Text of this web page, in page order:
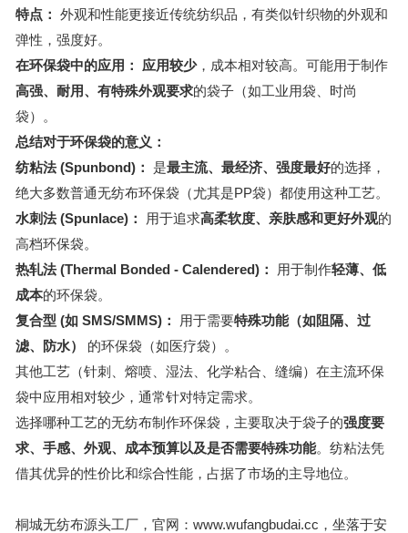
特点： 外观和性能更接近传统纺织品，有类似针织物的外观和
弹性，强度好。
在环保袋中的应用：
应用较少，成本相对较高。可能用于制作
高强、耐用、有特殊外观要求的袋子（如工业用袋、时尚
袋）。
总结对于环保袋的意义：
纺粘法 (Spunbond)：
是最主流、最经济、强度最好的选择，
绝大多数普通无纺布环保袋（尤其是PP袋）都使用这种工艺。
水刺法 (Spunlace)：
用于追求高柔软度、亲肤感和更好外观的
高档环保袋。
热轧法 (Thermal Bonded - Calendered)：
用于制作轻薄、低
成本的环保袋。
复合型 (如 SMS/SMMS)：
用于需要特殊功能（如阻隔、过
滤、防水）
的环保袋（如医疗袋）。
其他工艺（针刺、熔喷、湿法、化学粘合、缝编）在主流环保
袋中应用相对较少，通常针对特定需求。
选择哪种工艺的无纺布制作环保袋，主要取决于袋子的强度要
求、手感、外观、成本预算以及是否需要特殊功能。纺粘法凭
借其优异的性价比和综合性能，占据了市场的主导地位。
桐城无纺布源头工厂，官网：www.wufangbudai.cc，坐落于安